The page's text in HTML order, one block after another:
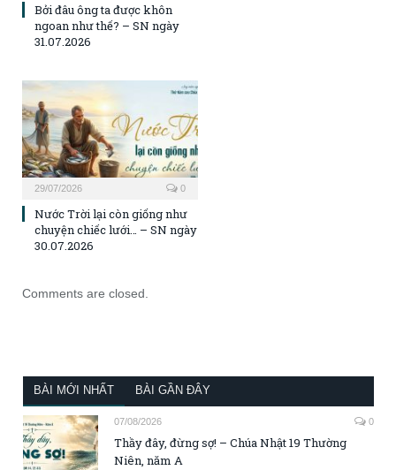
Bởi đâu ông ta được khôn
ngoan như thế? – SN ngày
31.07.2026
29/07/2026 0
Nước Trời lại còn giống như
chuyện chiếc lưới… – SN ngày
30.07.2026
Comments are closed.
BÀI MỚI NHẤT BÀI GẦN ĐÂY
07/08/2026 0
Thầy đây, đừng sợ! – Chúa Nhật 19 Thường
Niên, năm A